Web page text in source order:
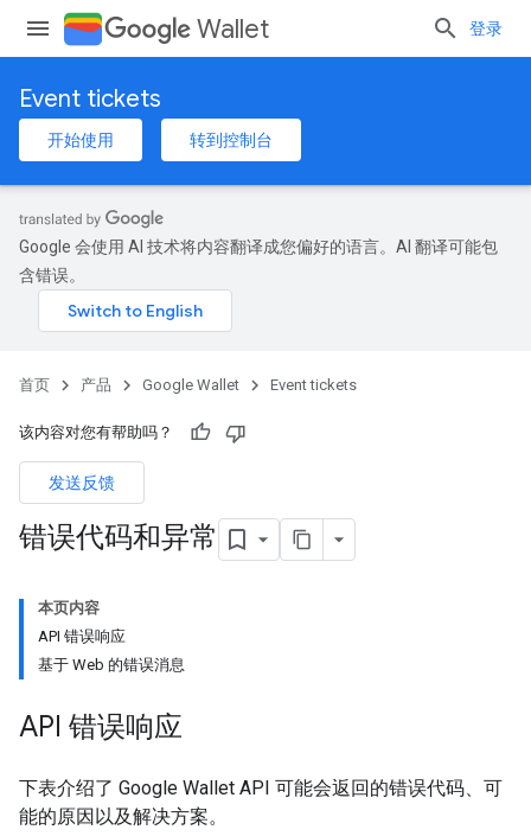
Wallet 登录
Event tickets
开始使用 转到控制台
Google 会使用 AI 技术将内容翻译成您偏好的语言。AI 翻译可能包
含错误。
首页 产品 Google Wallet Event tickets
该内容对您有帮助吗？
发送反馈
错误代码和异常
本页内容
API 错误响应
基于 Web 的错误消息
API 错误响应
下表介绍了 Google Wallet API 可能会返回的错误代码、可
能的原因以及解决方案。